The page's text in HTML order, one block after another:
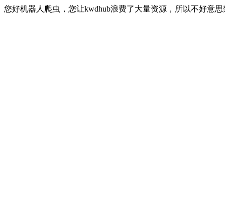
您好机器人爬虫，您让kwdhub浪费了大量资源，所以不好意